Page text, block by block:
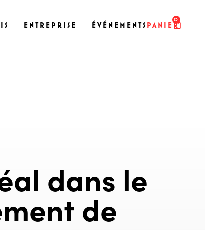
ENTREPRISE ÉVÉNEMENTS PANIER
0
dans le
de